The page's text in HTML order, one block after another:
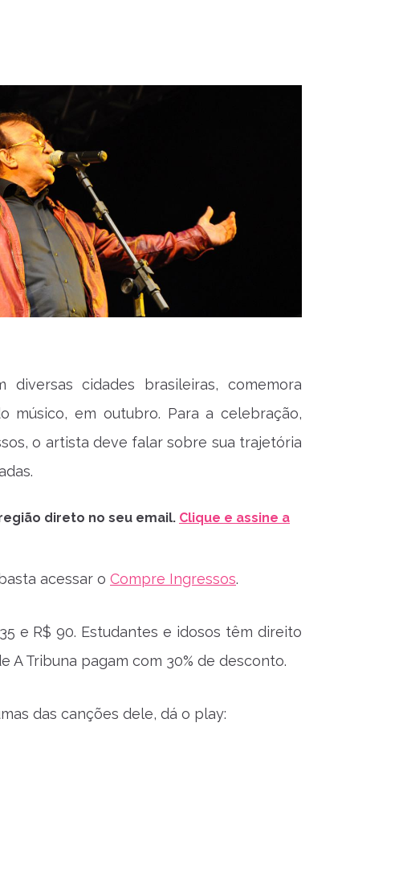
cidades brasileiras, comemora
músico, em outubro. Para a celebração,
o artista deve falar sobre sua trajetória
direto no seu email. Clique e assine a
acessar o Compre Ingressos.
e R$ 90. Estudantes e idosos têm direito
A Tribuna pagam com 30% de desconto.
das canções dele, dá o play: